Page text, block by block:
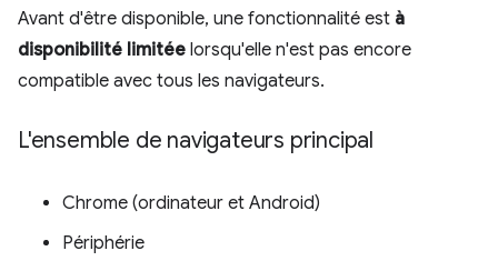
Avant d'être disponible, une fonctionnalité est à
disponibilité limitée lorsqu'elle n'est pas encore
compatible avec tous les navigateurs.
L'ensemble de navigateurs principal
Chrome (ordinateur et Android)
Périphérie